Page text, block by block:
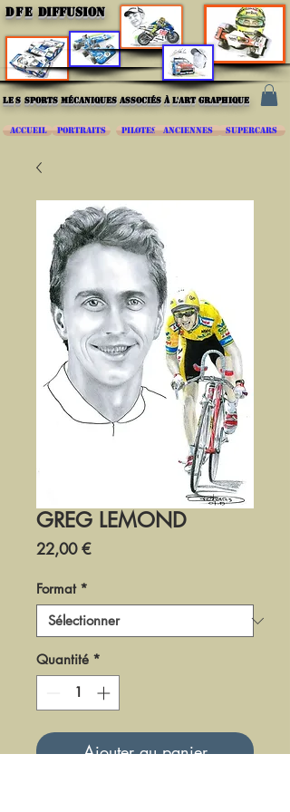
DFE DIFFUSION
les sports mécaniques associés à l'art graphique
ACCUEIL PORTRAITS PILOTES ANCIENNES SUPERCARS
GREG LEMOND
22,00 €Prix
Format *
Quantité *
Ajouter au panier